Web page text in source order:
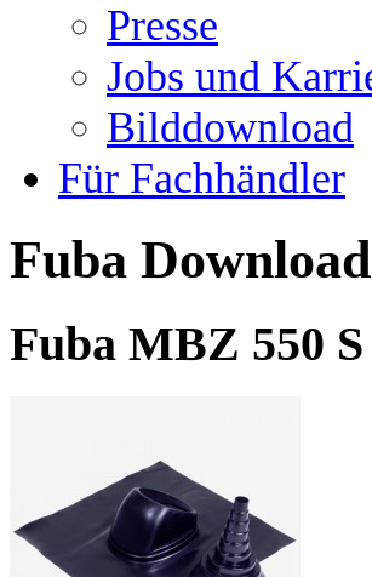
Presse
Jobs und
Bilddownload
Für Fachhändler
Fuba
Fuba MBZ 550 S